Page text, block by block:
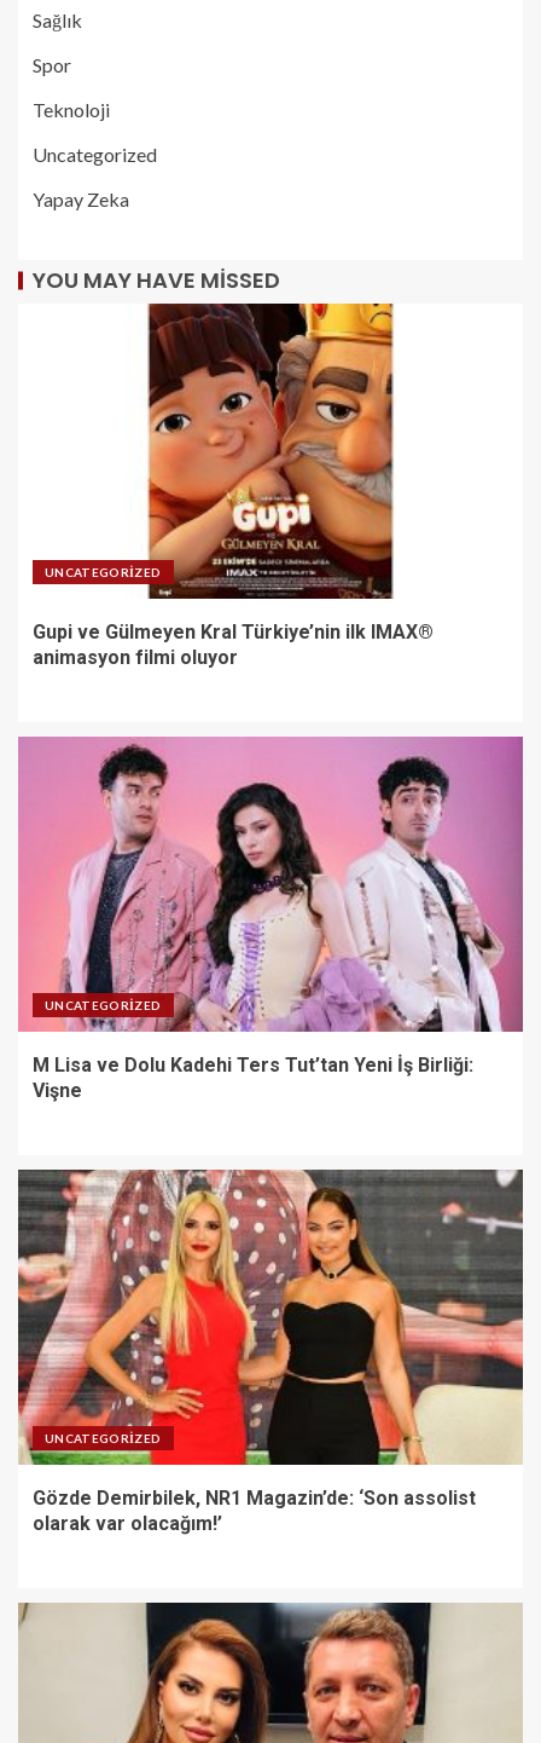
Sağlık
Spor
Teknoloji
Uncategorized
Yapay Zeka
YOU MAY HAVE MISSED
UNCATEGORIZED
Gupi ve Gülmeyen Kral Türkiye’nin ilk IMAX®
animasyon filmi oluyor
UNCATEGORIZED
M Lisa ve Dolu Kadehi Ters Tut’tan Yeni İş Birliği:
Vişne
UNCATEGORIZED
Gözde Demirbilek, NR1 Magazin’de: ‘Son assolist
olarak var olacağım!’